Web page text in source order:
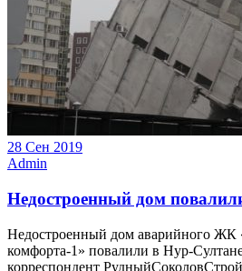
28 Сен 2019
Admin
Недостроенный дом
Недостроенный дом аварийного ЖК
комфорта-1» повалили в Нур-
корреспондент